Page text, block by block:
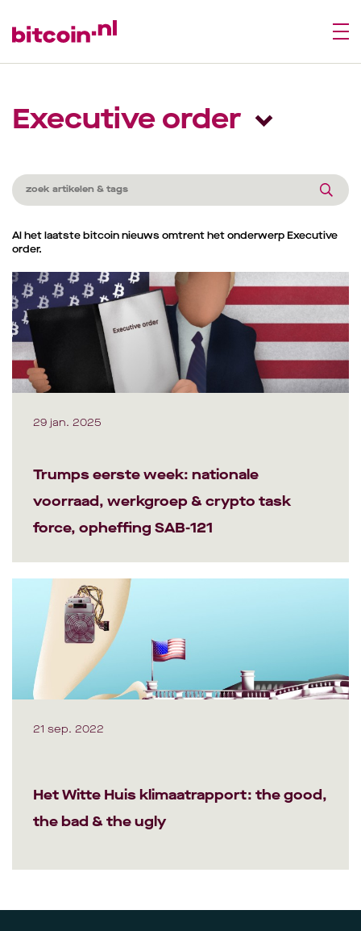
Executive order
Al het laatste bitcoin nieuws omtrent het onderwerp Executive
order.
29 jan. 2025
Trumps eerste week: nationale
voorraad, werkgroep & crypto task
force, opheffing SAB-121
21 sep. 2022
Het Witte Huis klimaatrapport: the good,
the bad & the ugly